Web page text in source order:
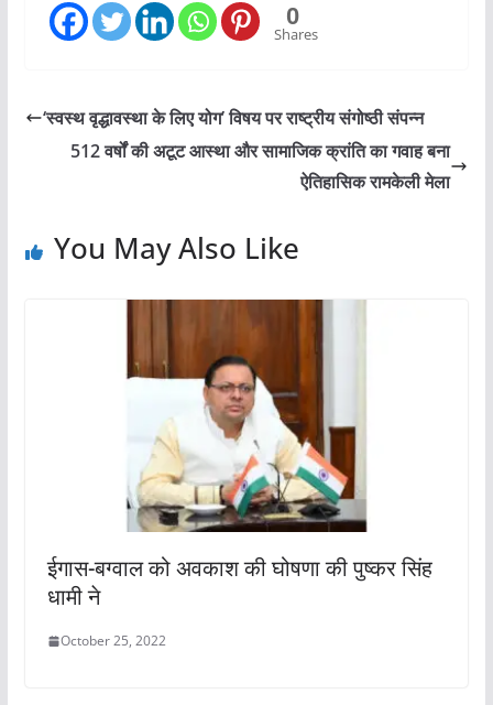
0
Shares
‘स्वस्थ वृद्धावस्था के लिए योग’ विषय पर राष्ट्रीय संगोष्ठी संपन्न
512 वर्षों की अटूट आस्था और सामाजिक क्रांति का गवाह बना
ऐतिहासिक रामकेली मेला
You May Also Like
ईगास-बग्वाल को अवकाश की घोषणा की पुष्कर सिंह
धामी ने
October 25, 2022